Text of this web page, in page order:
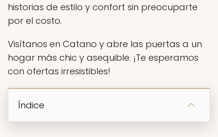
historias de estilo y confort sin preocuparte
por el costo.
Visítanos en Catano y abre las puertas a un
hogar más chic y asequible. ¡Te esperamos
con ofertas irresistibles!
Índice